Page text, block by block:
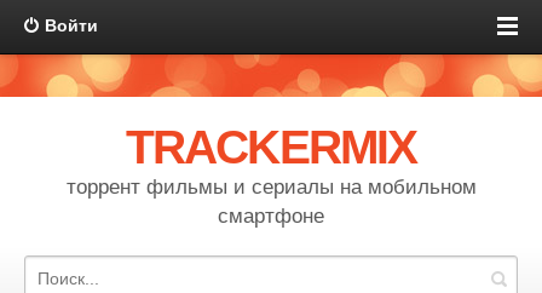
Войти
TRACKERMIX
торрент фильмы и сериалы на мобильном
смартфоне